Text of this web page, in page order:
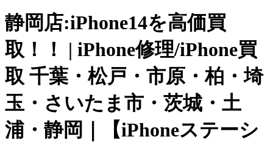
静岡店:iPhone14を高価買
取！！ | iPhone修理/iPhone買
取 千葉・松戸・市原・柏・埼
玉・さいたま市・茨城・土
浦・静岡｜【iPhoneステーシ